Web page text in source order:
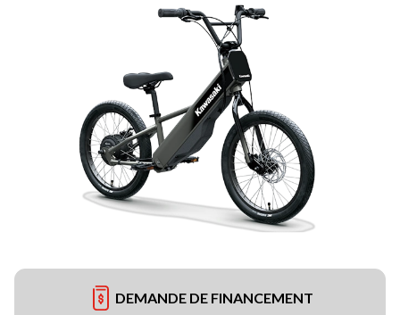
DEMANDE DE FINANCEMENT